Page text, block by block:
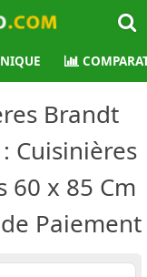
Brandt
Cuisinières
60 x 85 Cm
Paiement